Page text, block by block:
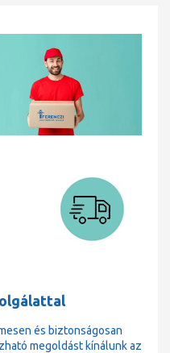
és biztonságosan
megoldást kínálunk az